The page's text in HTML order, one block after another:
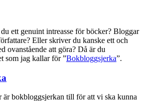
ett genuint intreasse för böcker? Bloggar
Eller skriver du kanske ett och
ovanstående att göra? Då är du
som jag kallar för ”Bokbloggsjerka”.
är bokbloggsjerkan till för att vi ska kunna